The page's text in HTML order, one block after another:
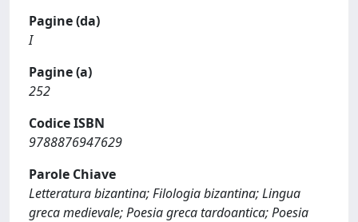
Pagine (da)
I
Pagine (a)
252
Codice ISBN
9788876947629
Parole Chiave
Letteratura bizantina; Filologia bizantina; Lingua
greca medievale; Poesia greca tardoantica; Poesia